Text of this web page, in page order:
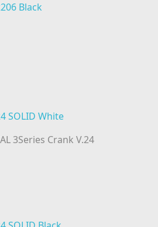
Black
SOLID White
3Series Crank V.24